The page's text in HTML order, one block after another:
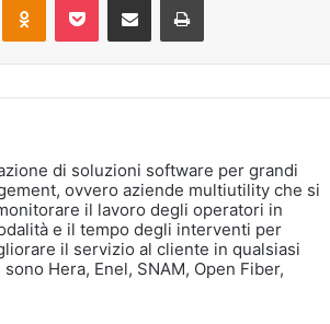
di soluzioni software per grandi
ovvero aziende multiutility che si
il lavoro degli operatori in
e il tempo degli interventi per
il servizio al cliente in qualsiasi
Hera, Enel, SNAM, Open Fiber,